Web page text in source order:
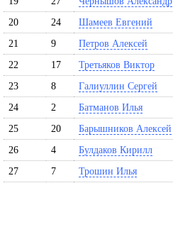
20
24 Шамеев Евгений
21
9 Петров Алексей
22
17 Третьяков Виктор
23
8 Галиуллин Сергей
24
2 Батманов Илья
25
20 Барышников Алексей
26
4 Булдаков Кирилл
27
7 Трошин Илья